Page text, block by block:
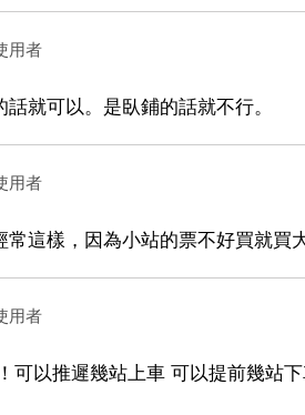
用者
話就可以。是臥鋪的話就不行。
用者
常這樣，因為小站的票不好買就買
用者
可以推遲幾站上車 可以提前幾站下